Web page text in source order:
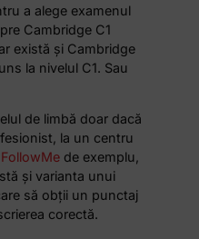
a alege examenul
Cambridge C1
există și Cambridge
la nivelul C1. Sau
de limbă doar dacă
la un centru
FollowMe de exemplu,
și varianta unui
să obții un punctaj
corectă.